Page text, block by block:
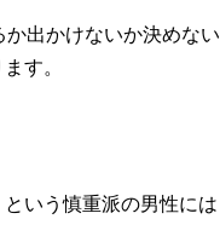
出かけないか決めない
す。
いう慎重派の男性には